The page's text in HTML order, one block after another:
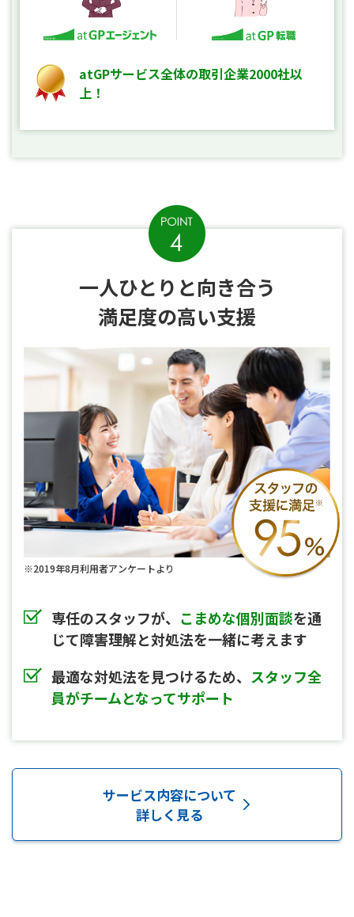
atGPサービス全体の取引企業2000社以
上！
一人ひとりと向き合う
満足度の高い支援
※2019年8月利用者アンケートより
専任のスタッフが、 こまめな個別面談を通
じて障害理解と対処法を一緒に考えます
最適な対処法を見つけるため、 スタッフ全
員がチームとなってサポート
サービス内容について
詳しく見る サービス内容について